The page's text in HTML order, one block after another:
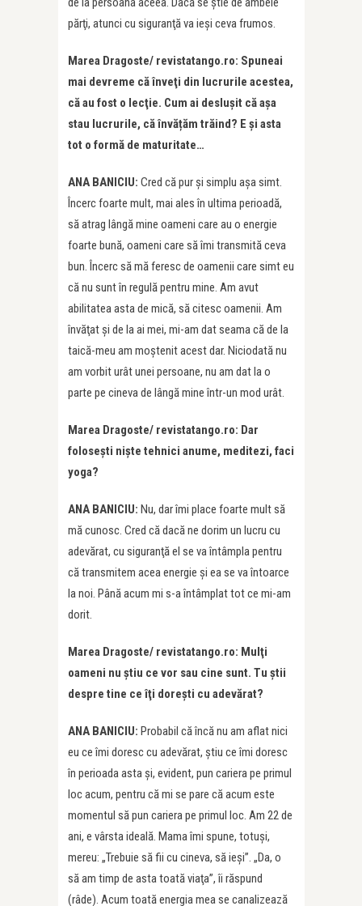
părţi, atunci cu siguranţă va ieşi ceva frumos.
Marea Dragoste/ revistatango.ro: Spuneai
mai devreme că înveţi din lucrurile acestea,
că au fost o lecţie. Cum ai desluşit că aşa
stau lucrurile, că învățăm trăind? E și asta
tot o formă de maturitate…
ANA BANICIU: Cred că pur şi simplu așa simt.
Încerc foarte mult, mai ales în ultima perioadă,
să atrag lângă mine oameni care au o energie
foarte bună, oameni care să îmi transmită ceva
bun. Încerc să mă feresc de oamenii care simt eu
că nu sunt în regulă pentru mine. Am avut
abilitatea asta de mică, să citesc oamenii. Am
învăţat şi de la ai mei, mi-am dat seama că de la
taică-meu am moştenit acest dar. Niciodată nu
am vorbit urât unei persoane, nu am dat la o
parte pe cineva de lângă mine într-un mod urât.
Marea Dragoste/ revistatango.ro: Dar
foloseşti nişte tehnici anume, meditezi, faci
yoga?
ANA BANICIU: Nu, dar îmi place foarte mult să
mă cunosc. Cred că dacă ne dorim un lucru cu
adevărat, cu siguranţă el se va întâmpla pentru
că transmitem acea energie şi ea se va întoarce
la noi. Până acum mi s-a întâmplat tot ce mi-am
dorit.
Marea Dragoste/ revistatango.ro: Mulţi
oameni nu ştiu ce vor sau cine sunt. Tu ştii
despre tine ce îţi doreşti cu adevărat?
ANA BANICIU: Probabil că încă nu am aflat nici
eu ce îmi doresc cu adevărat, ştiu ce îmi doresc
în perioada asta şi, evident, pun cariera pe primul
loc acum, pentru că mi se pare că acum este
momentul să pun cariera pe primul loc. Am 22 de
ani, e vârsta ideală. Mama îmi spune, totuși,
mereu: „Trebuie să fii cu cineva, să ieşi”. „Da, o
să am timp de asta toată viaţa”, îi răspund
(râde). Acum toată energia mea se canalizează